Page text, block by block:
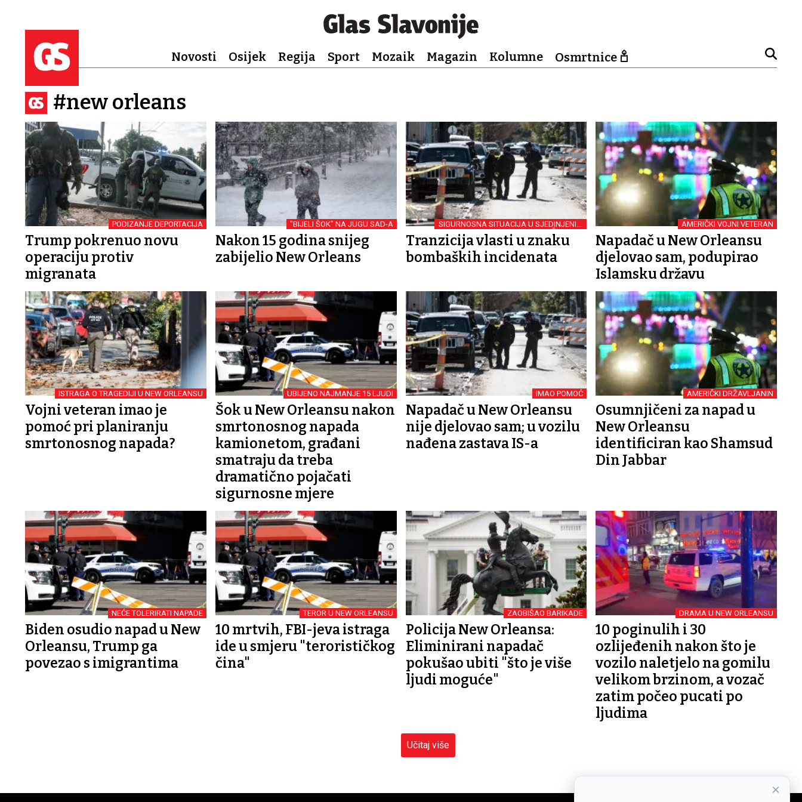
Novosti Osijek Regija Sport Mozaik Magazin Kolumne Osmrtnice
#new orleans
PODIZANJE DEPORTACIJA
Trump pokrenuo novu
operaciju protiv
migranata
"BIJELI ŠOK" NA JUGU SAD-A
Nakon 15 godina snijeg
zabijelio New Orleans
SIGURNOSNA SITUACIJA U SJEDINJENIM
DRŽAVAMA
Tranzicija vlasti u znaku
bombaških incidenata
AMERIČKI VOJNI VETERAN
Napadač u New Orleansu
djelovao sam, podupirao
Islamsku državu
ISTRAGA O TRAGEDIJI U NEW ORLEANSU
Vojni veteran imao je
pomoć pri planiranju
smrtonosnog napada?
UBIJENO NAJMANJE 15 LJUDI
Šok u New Orleansu nakon
smrtonosnog napada
kamionetom, građani
smatraju da treba
dramatično pojačati
sigurnosne mjere
IMAO POMOĆ
Napadač u New Orleansu
nije djelovao sam; u vozilu
nađena zastava IS-a
AMERIČKI DRŽAVLJANIN
Osumnjičeni za napad u
New Orleansu
identificiran kao Shamsud
Din Jabbar
NEĆE TOLERIRATI NAPADE
Biden osudio napad u New
Orleansu, Trump ga
povezao s imigrantima
TEROR U NEW ORLEANSU
10 mrtvih, FBI-jeva istraga
ide u smjeru "terorističkog
čina"
ZAOBIŠAO BARIKADE
Policija New Orleansa:
Eliminirani napadač
pokušao ubiti "što je više
ljudi moguće"
DRAMA U NEW ORLEANSU
10 poginulih i 30
ozlijeđenih nakon što je
vozilo naletjelo na gomilu
velikom brzinom, a vozač
zatim počeo pucati po
ljudima
Učitaj više
×